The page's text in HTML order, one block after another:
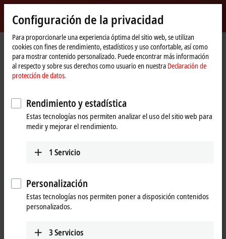
Beckhoff
-
New
Automation
Technology
myBeckhoff
Página
de
inicio
Empresa Novedades Hannover Messe 2019:
Al hacer clic en «Aceptar», mostramos el vídeo y ajustamos la
configuración de privacidad, cargando el contenido externo de
Vimeo. Por favor, tenga en cuenta nuestraDeclaración de
protección de datos.
Apr 4, 2019
Hannover Messe 2019:
Configuración de la privacidad
Para proporcionarle una experiencia óptima del sitio web, se utilizan
cookies con fines de rendimiento, estadísticos y uso confortable, así como
para mostrar contenido personalizado. Puede encontrar más información
al respecto y sobre sus derechos como usuario en nuestra Declaración de
protección de datos.
Rendimiento y estadística
Estas tecnologías nos permiten analizar el uso del sitio web para
medir y mejorar el rendimiento.
1 Servicio
Personalización
Estas tecnologías nos permiten poner a disposición contenidos
personalizados.
3Servicios